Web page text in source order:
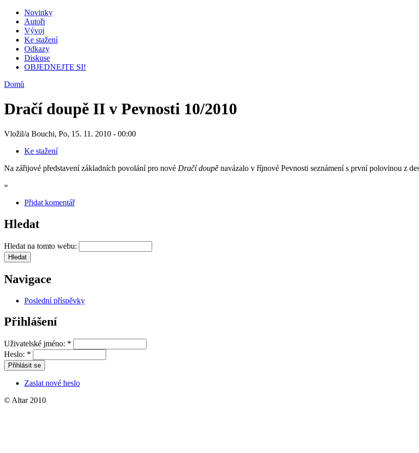
Novinky
Autoři
Vývoj
Ke stažení
Odkazy
Diskuse
OBJEDNEJTE SI!
Domů
Dračí doupě II v Pevnosti 10/2010
Vložil/a Bouchi, Po, 15. 11. 2010 - 00:00
Ke stažení
Na zářijové představení základních povolání pro nové Dračí doupě navázalo v říjnové Pevnosti seznámení s první polovinou z
»
Přidat komentář
Hledat
Hledat na tomto webu:
Navigace
Poslední příspěvky
Přihlášení
Uživatelské jméno: *
Heslo: *
Zaslat nové heslo
© Altar 2010